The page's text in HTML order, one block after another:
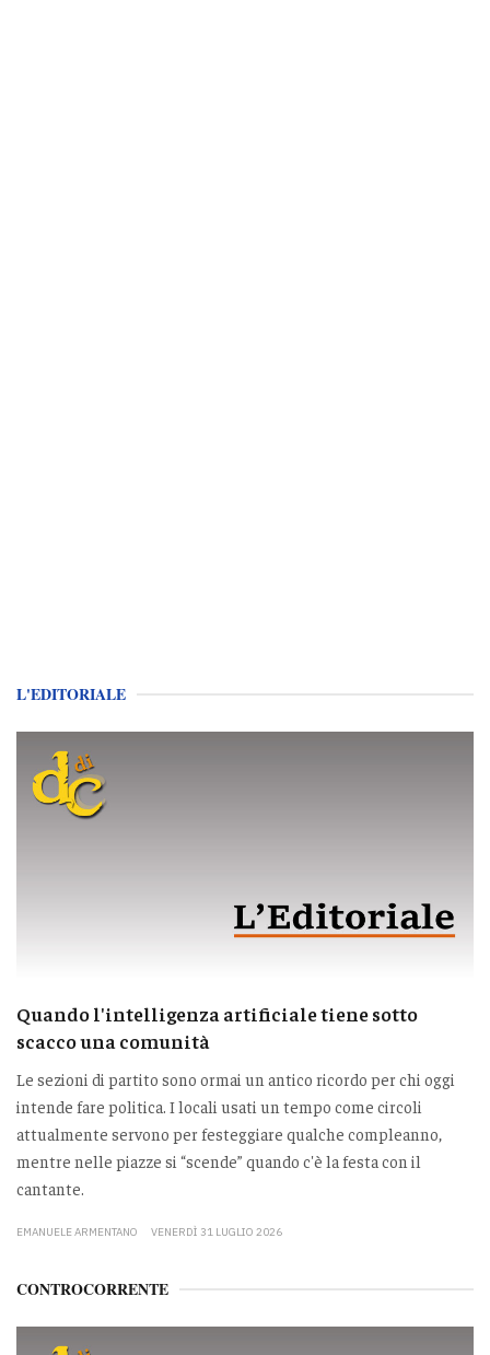
L'EDITORIALE
Quando l'intelligenza artificiale tiene sotto
scacco una comunità
Le sezioni di partito sono ormai un antico ricordo per chi oggi
intende fare politica. I locali usati un tempo come circoli
attualmente servono per festeggiare qualche compleanno,
mentre nelle piazze si “scende” quando c'è la festa con il
cantante.
EMANUELE ARMENTANO VENERDÌ 31 LUGLIO 2026
CONTROCORRENTE